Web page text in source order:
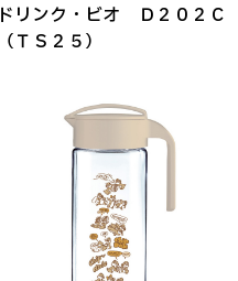
ドリンク・ビオ Ｄ２０２Ｃ
（ＴＳ２５）